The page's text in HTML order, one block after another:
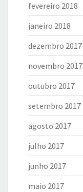
fevereiro 2018
janeiro 2018
dezembro 2017
novembro 2017
outubro 2017
setembro 2017
agosto 2017
julho 2017
junho 2017
maio 2017